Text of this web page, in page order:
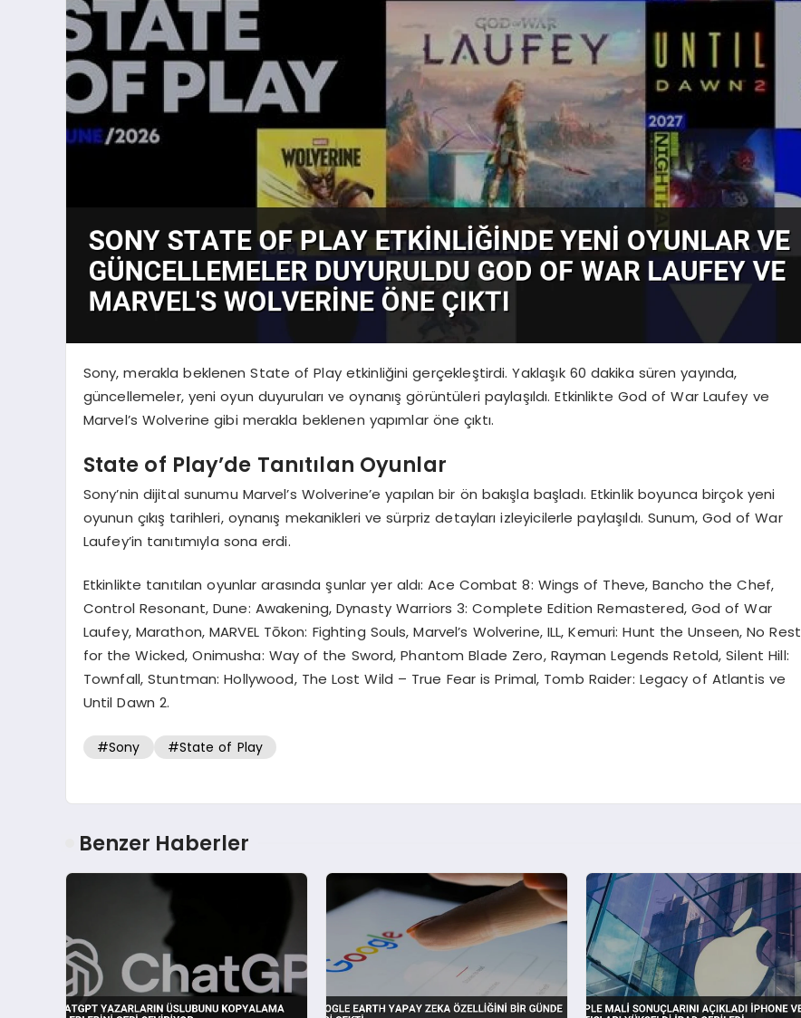
Sony, merakla beklenen State of Play etkinliğini gerçekleştirdi. Yaklaşık 60 dakika süren yayında,
güncellemeler, yeni oyun duyuruları ve oynanış görüntüleri paylaşıldı. Etkinlikte God of War Laufey ve
Marvel’s Wolverine gibi merakla beklenen yapımlar öne çıktı.
State of Play’de Tanıtılan Oyunlar
Sony’nin dijital sunumu Marvel’s Wolverine’e yapılan bir ön bakışla başladı. Etkinlik boyunca birçok yeni
oyunun çıkış tarihleri, oynanış mekanikleri ve sürpriz detayları izleyicilerle paylaşıldı. Sunum, God of War
Laufey’in tanıtımıyla sona erdi.
Etkinlikte tanıtılan oyunlar arasında şunlar yer aldı: Ace Combat 8: Wings of Theve, Bancho the Chef,
Control Resonant, Dune: Awakening, Dynasty Warriors 3: Complete Edition Remastered, God of War
Laufey, Marathon, MARVEL Tōkon: Fighting Souls, Marvel’s Wolverine, ILL, Kemuri: Hunt the Unseen, No Rest
for the Wicked, Onimusha: Way of the Sword, Phantom Blade Zero, Rayman Legends Retold, Silent Hill:
Townfall, Stuntman: Hollywood, The Lost Wild – True Fear is Primal, Tomb Raider: Legacy of Atlantis ve
Until Dawn 2.
#Sony #State of Play
Benzer Haberler